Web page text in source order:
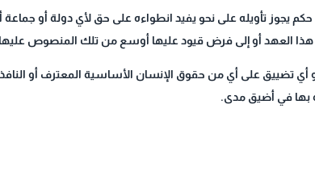
يجوز تأويله على نحو يفيد انطواءه على حق لأي دولة أو
هذا العهد أو إلى فرض قيود عليها أوسع من تلك المنصوص
أي تضييق على أي من حقوق الإنسان الأساسية المعترف أو
بها في أضيق مدى.